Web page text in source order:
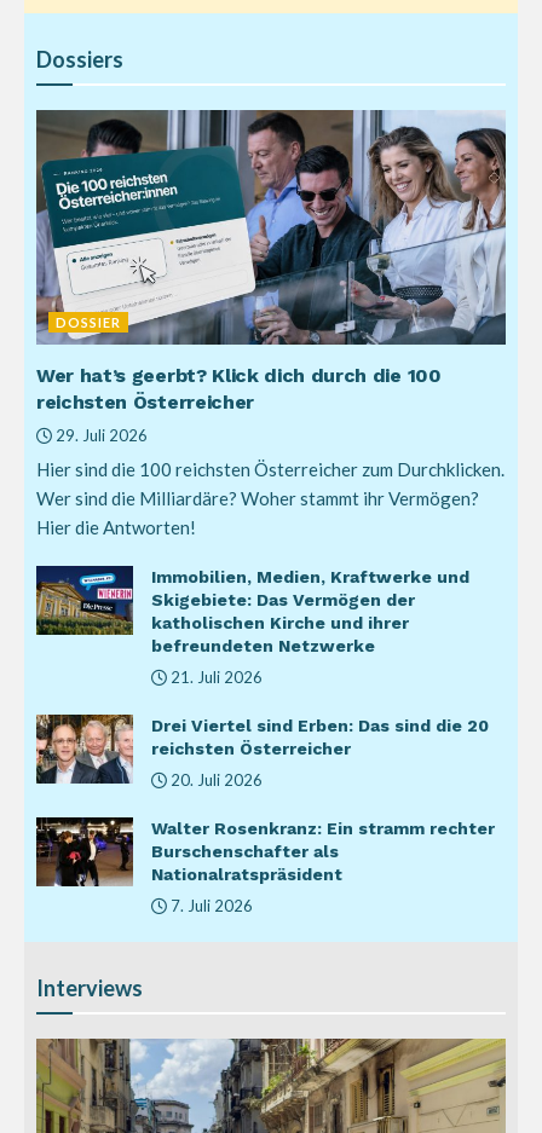
Dossiers
DOSSIER
Wer hat’s geerbt? Klick dich durch die 100
reichsten Österreicher
29. Juli 2026
Hier sind die 100 reichsten Österreicher zum Durchklicken.
Wer sind die Milliardäre? Woher stammt ihr Vermögen?
Hier die Antworten!
Immobilien, Medien, Kraftwerke und
Skigebiete: Das Vermögen der
katholischen Kirche und ihrer
befreundeten Netzwerke
21. Juli 2026
Drei Viertel sind Erben: Das sind die 20
reichsten Österreicher
20. Juli 2026
Walter Rosenkranz: Ein stramm rechter
Burschenschafter als
Nationalratspräsident
7. Juli 2026
Interviews